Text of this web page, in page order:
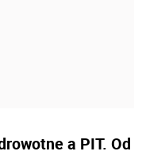
a PIT. Od